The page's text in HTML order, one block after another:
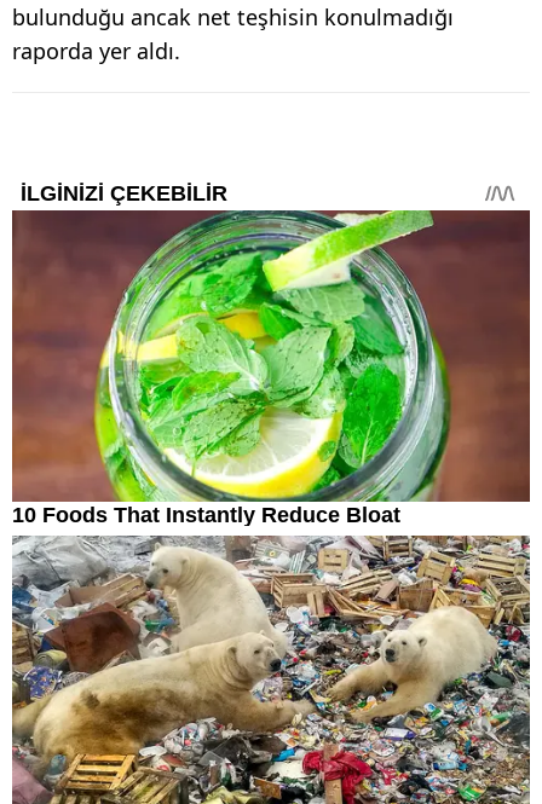
bulunduğu ancak net teşhisin konulmadığı
raporda yer aldı.